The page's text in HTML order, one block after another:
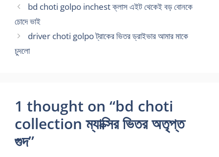
bd choti golpo inchest ক্লাস এইট থেকেই বড় বোনকে
চোদে ভাই
driver choti golpo ট্রাকের ভিতর ড্রাইভার আমার মাকে
চুদলো
1 thought on “bd choti
collection ম্যাক্সির ভিতর অতৃপ্ত
গুদ”